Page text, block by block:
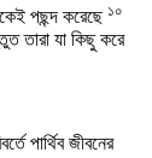
পছন্দ করেছে ১০
তারা যা কিছু করে
পার্থিব জীবনের